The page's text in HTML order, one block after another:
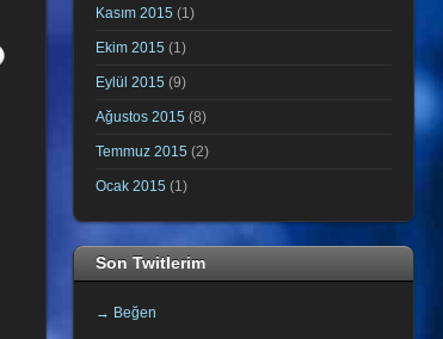
Kasım 2015 (1)
Ekim 2015 (1)
Eylül 2015 (9)
Ağustos 2015 (8)
Temmuz 2015 (2)
Ocak 2015 (1)
Son Twitlerim
→ Beğen